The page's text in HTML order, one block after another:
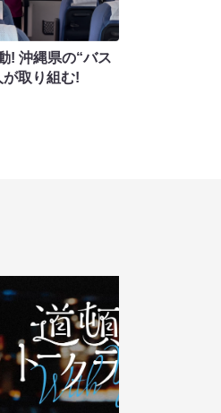
! 沖縄県の“バス
取り組む!